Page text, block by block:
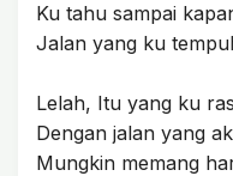
Ku tahu sampai
Jalan yang ku
Lelah, Itu yang ku
Dengan jalan yang
Mungkin memang